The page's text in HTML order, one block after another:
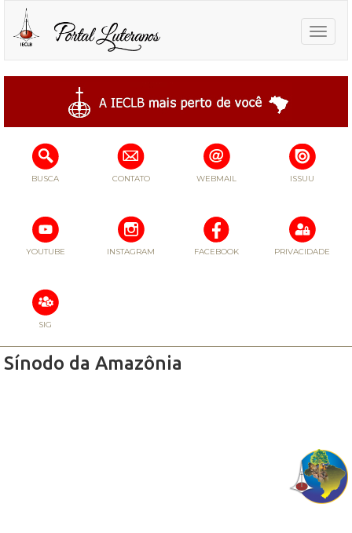
Toggle
BUSCA CONTATO WEBMAIL ISSUU
YOUTUBE INSTAGRAM FACEBOOK PRIVACIDADE
SIG
Sínodo da Amazônia